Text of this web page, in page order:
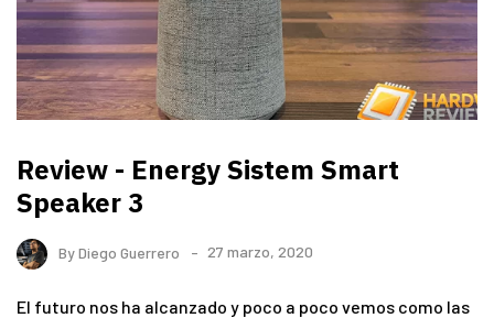
Review - Energy Sistem Smart
Speaker 3
ByDiego Guerrero 27 marzo, 2020
El futuro nos ha alcanzado y poco a poco vemos como las